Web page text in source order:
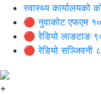
स्वास्थ्य कार्यालयको
🔴 नुवाकोट एफएम
🔴 रेडियो लाङटाङ
🔴 रेडियो सञ्जिवनी
+